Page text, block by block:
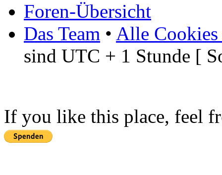
Foren-Übersicht
Das Team • Alle Cookies
sind UTC + 1 Stunde [
If you like this place, feel